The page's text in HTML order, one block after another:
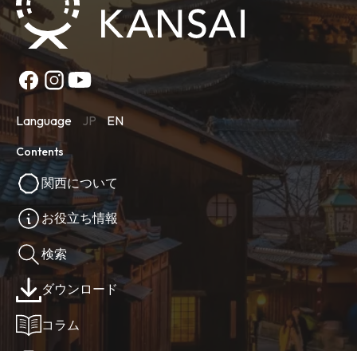
Language JP EN
Contents
関西について
お役立ち情報
検索
ダウンロード
コラム